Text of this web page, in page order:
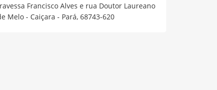
Francisco Alves e rua Doutor Laureano
Melo - Caiçara - Pará, 68743-620